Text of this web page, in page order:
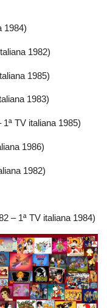
1984)
1982)
1985)
1983)
TV italiana 1985)
1986)
1982)
– 1ª TV italiana 1984)